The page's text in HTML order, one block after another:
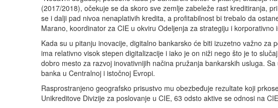
(2017/2018), očekuje se da skoro sve zemlje zabeleže rast kreditiranja,
se i dalji pad nivoa nenaplativih kredita, a profitabilnost bi trebalo da
Marano, koordinator za CIE u okviru Odeljenja za strategiju i korporativno
Kada su u pitanju inovacije, digitalno bankarsko će biti izuzetno važno
ima relativno visok stepen digitalizacije i iako je on niži nego što je to
dobro mesto za razvoj inovativnijih načina pružanja bankarskih usluga.
banka u Centralnoj i istočnoj Evropi.
Rasprostranjeno geografsko prisustvo mu obezbeđuje rezultate koji
Unikreditove Divizije za poslovanje u CIE, 63 odsto aktive se odnosi na